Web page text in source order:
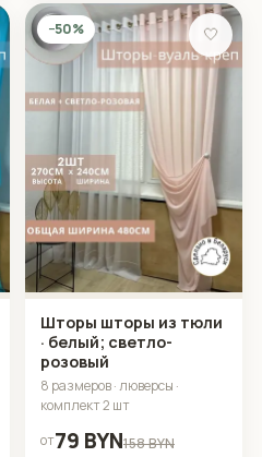
−50% 🤍
Шторы шторы из тюли
· белый; светло-
розовый
8 размеров · люверсы ·
комплект 2 шт
от79 BYN158 BYN